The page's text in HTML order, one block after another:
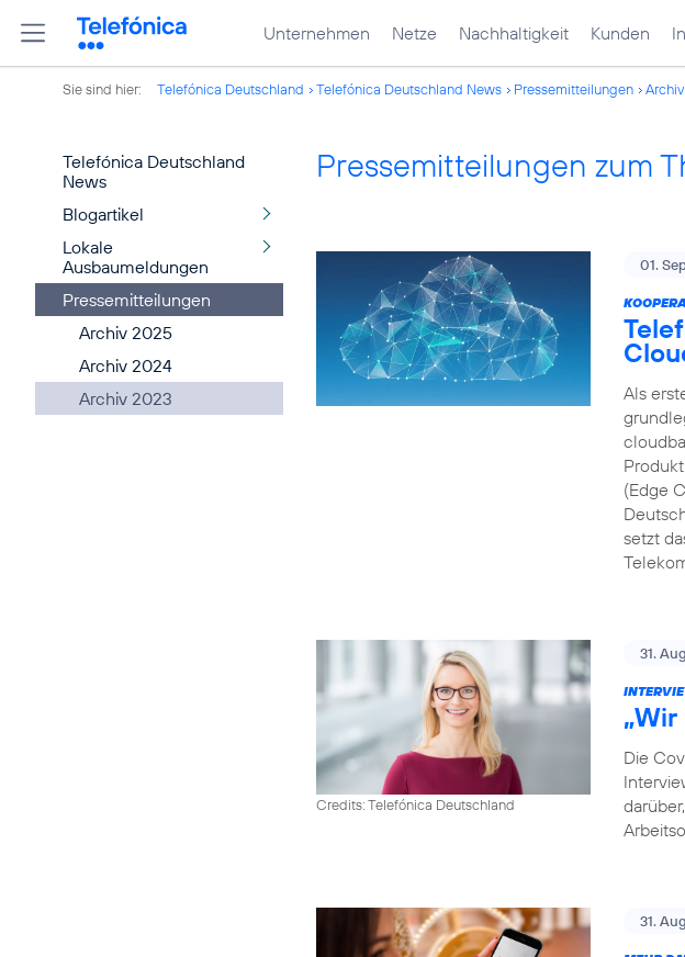
Unternehmen Netze Nachhaltigkeit Kunden
Sie sind hier: Telefónica Deutschland Telefónica Deutschland News Pressemitteilungen
Telefónica Deutschland
News
Blogartikel
Lokale
Ausbaumeldungen
Pressemitteilungen
Archiv 2025
Archiv 2024
Archiv 2023
Pressemitteilungen zum
01.
Als
(Edge
setzt
Credits: Telefónica Deutschland
31.
Die
31.